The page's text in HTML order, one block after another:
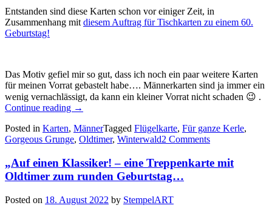
Entstanden sind diese Karten schon vor einiger Zeit, in
Zusammenhang mit diesem Auftrag für Tischkarten zu einem 60.
Geburtstag!
Das Motiv gefiel mir so gut, dass ich noch ein paar weitere Karten
für meinen Vorrat gebastelt habe…. Männerkarten sind ja immer ein
wenig vernachlässigt, da kann ein kleiner Vorrat nicht schaden 😉 .
Continue reading „Männerkarten
diese
edlen
→
Posted in Karten, MännerTagged Flügelkarte, Für ganze Kerle,
Gorgeous Grunge, Oldtimer, Winterwald2 Comments
„Auf einen Klassiker! – eine Treppenkarte mit
Oldtimer zum runden Geburtstag…
Posted on 18. August 2022 by StempelART